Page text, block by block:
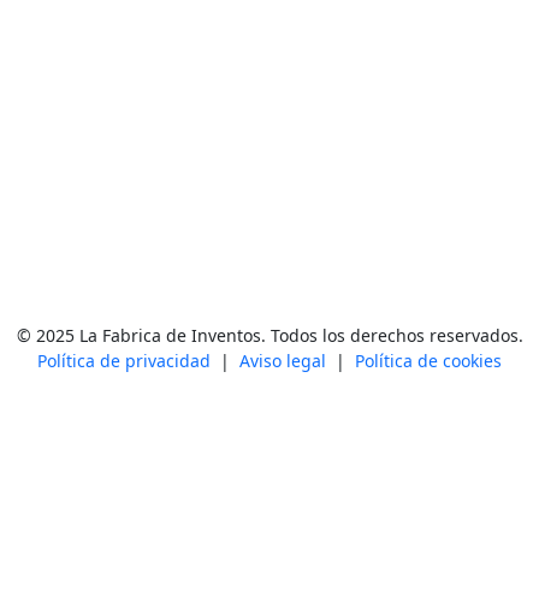
© 2025 La Fabrica de Inventos. Todos los derechos reservados.
Política de privacidad
| Aviso legal | Política de cookies